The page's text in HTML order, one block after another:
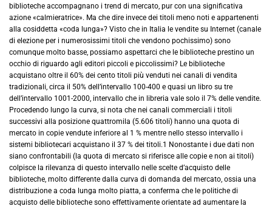
biblioteche accompagnano i trend di mercato, pur con una significativa
azione «calmieratrice». Ma che dire invece dei titoli meno noti e appartenenti
alla cosiddetta «coda lunga»? Visto che in Italia le vendite su Internet (canale
di elezione per i numerosissimi titoli che vendono pochissimo) sono
comunque molto basse, possiamo aspettarci che le biblioteche prestino un
occhio di riguardo agli editori piccoli e piccolissimi? Le biblioteche
acquistano oltre il 60% dei cento titoli più venduti nei canali di vendita
tradizionali, circa il 50% dell’intervallo 100-400 e quasi un libro su tre
dell’intervallo 1001-2000, intervallo che in libreria vale solo il 7% delle vendite.
Procedendo lungo la curva, si nota che nei canali commerciali i titoli
successivi alla posizione quattromila (5.606 titoli) hanno una quota di
mercato in copie vendute inferiore al 1 % mentre nello stesso intervallo i
sistemi bibliotecari acquistano il 37 % dei titoli.1 Nonostante i due dati non
siano confrontabili (la quota di mercato si riferisce alle copie e non ai titoli)
colpisce la rilevanza di questo intervallo nelle scelte d’acquisto delle
biblioteche, molto differente dalla curva di domanda del mercato, ossia una
distribuzione a coda lunga molto piatta, a conferma che le politiche di
acquisto delle biblioteche sono effettivamente orientate ad aumentare la